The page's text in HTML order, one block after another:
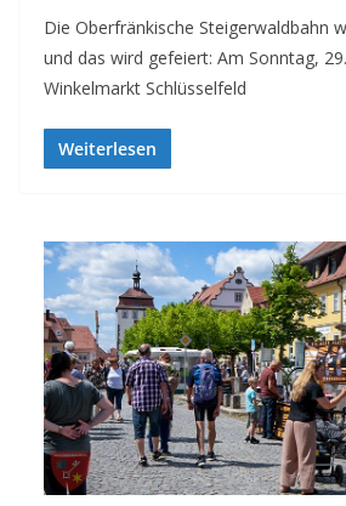
Die Oberfränkische Steigerwaldbahn
und das wird gefeiert: Am Sonntag,
Winkelmarkt Schlüsselfeld
Weiterlesen